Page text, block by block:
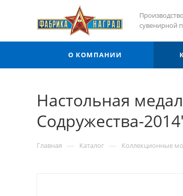
сувенирной
О КОМПАНИИ
Настольная
Содружества-
Главная — Каталог — Коллекционные